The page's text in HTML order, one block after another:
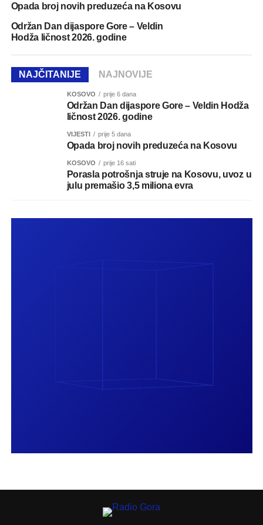
Opada broj novih preduzeća na Kosovu
Održan Dan dijaspore Gore – Veldin
Hodža ličnost 2026. godine
NAJČITANIJE NAJNOVIJE
KOSOVO prije 6 dana
Održan Dan dijaspore Gore – Veldin Hodža
ličnost 2026. godine
VIJESTI prije 5 dana
Opada broj novih preduzeća na Kosovu
KOSOVO prije 16 sati
Porasla potrošnja struje na Kosovu, uvoz u
julu premašio 3,5 miliona evra